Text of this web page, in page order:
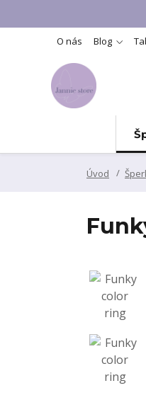
O nás Blog
Úvod